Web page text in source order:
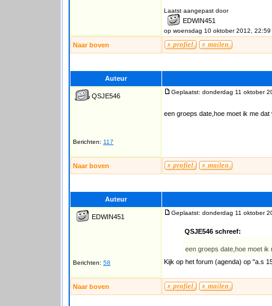
Laatst aangepast door
EDWIN451
op woensdag 10 oktober 2012, 22:59
Naar boven
Auteur
QSJE546
Berichten: 117
Geplaatst: donderdag 11 oktober
een groeps date,hoe moet ik me
Naar boven
Auteur
EDWIN451
Berichten: 58
Geplaatst: donderdag 11 oktober
QSJE546 schreef:
een groeps date,hoe moet
Kijk op het forum (agenda) op "a.s
Naar boven